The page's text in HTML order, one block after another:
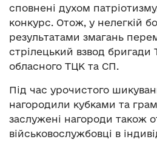
сповнені духом
конкурс. Отож, у нелегкій
результатами змагань
стрілецький взвод бригади
обласного ТЦК та СП.
Під час урочистого
нагородили кубками та
заслужені нагороди також
військовослужбовці в